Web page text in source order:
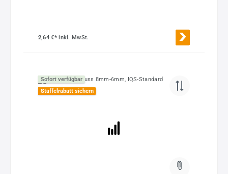
2,64 €*inkl. MwSt.
Sofort verfügbar
Staffelrabatt sichern